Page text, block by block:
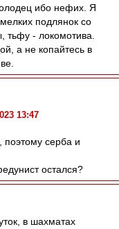
ибо нефих. Я
подлянок со
тьфу - локомотива.
а не копайтесь в
13:47
поэтому серба и
остался?
в шахматах